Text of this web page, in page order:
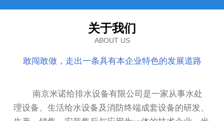
关于我们
ABOUT US
敢闯敢做，走出一条具有本企业特色的发展道路
南京米诺给排水设备有限公司是一家从事水处
理设备、生活给水设备及消防终端成套设备的研发、